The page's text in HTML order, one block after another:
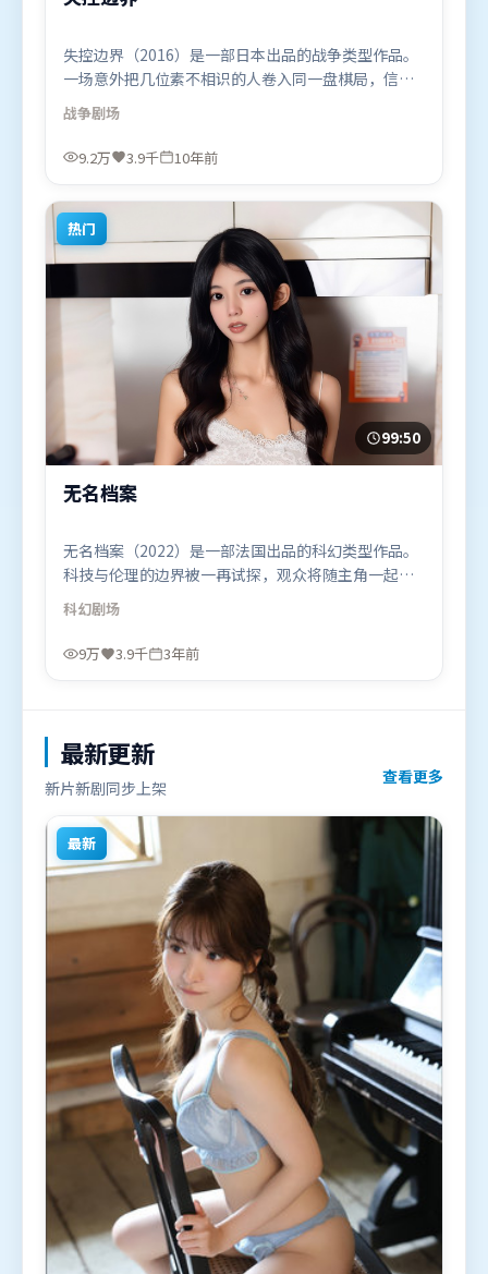
失控边界（2016）是一部日本出品的战争类型作品。
一场意外把几位素不相识的人卷入同一盘棋局，信任
与背叛交替上演。视听风格统一而富有实验感，配乐
与画面情绪贴合。由让-皮埃尔·热内执导，孙艺珍、
段奕宏、刘德华，李政宰、周冬雨等联袂出演。影片
喜欢战争题材的观众观看。
战争剧场
9.2万 3.9千 10年前
热门
99:50
无名档案
无名档案（2022）是一部法国出品的科幻类型作品。
科技与伦理的边界被一再试探，观众将随主角一起经
历道德震荡。叙事线索多线并进，最终在关键节点收
束。由雷德利·斯科特执导，基里安·墨菲、汤唯、
苍井优，汤姆·哈迪等联袂出演。影片于2022年11月
科幻剧场
9万 3.9千 3年前
最新更新
新片新剧同步上架
查看更多
最新